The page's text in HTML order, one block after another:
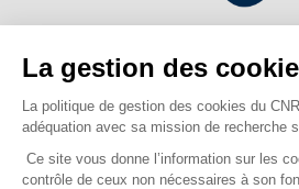
Financé par